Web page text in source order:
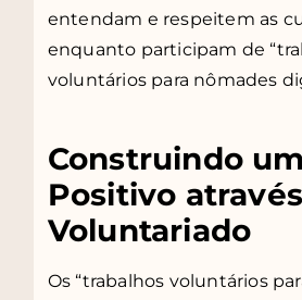
entendam e respeitem as
enquanto participam de
voluntários para nômades
Construindo
Positivo
Voluntariado
Os “trabalhos voluntários